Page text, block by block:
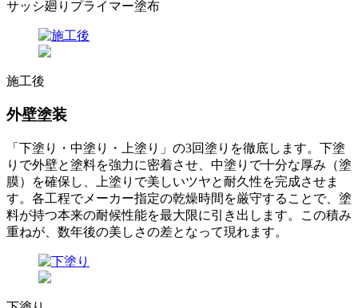
サッシ廻りプライマー塗布
施工後
外壁塗装
「下塗り・中塗り・上塗り」の3回塗りを徹底します。下塗
りで外壁と塗料を強力に密着させ、中塗りで十分な厚み（塗
膜）を確保し、上塗りで美しいツヤと耐久性を完成させま
す。各工程でメーカー指定の乾燥時間を厳守することで、塗
料が持つ本来の耐候性能を最大限に引き出します。この積み
重ねが、数年後の美しさの差となって現れます。